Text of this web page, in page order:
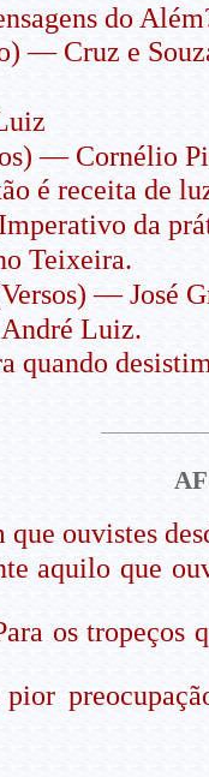
do
— Cruz e
— Cornélio
é receita de
da
Teixeira.
— José
Luiz.
quando
que ouvistes
aquilo que
os tropeços